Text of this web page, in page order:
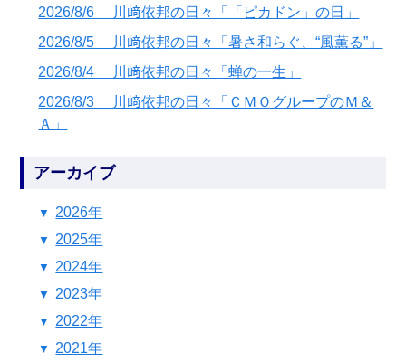
2026/8/6 川﨑依邦の日々「「ピカドン」の日」
2026/8/5 川﨑依邦の日々「暑さ和らぐ、“風薫る”」
2026/8/4 川﨑依邦の日々「蝉の一生」
2026/8/3 川﨑依邦の日々「ＣＭＯグループのＭ＆
Ａ」
アーカイブ
2026年
2025年
2024年
2023年
2022年
2021年